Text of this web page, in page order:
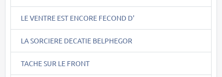
LE VENTRE EST ENCORE FECOND D'
LA SORCIERE DECATIE BELPHEGOR
TACHE SUR LE FRONT